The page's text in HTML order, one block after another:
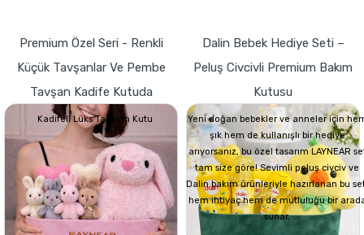
Premium Özel Seri - Renkli
Küçük Tavşanlar Ve Pembe
Tavşan Kadife Kutuda
Kadifeli Lüks Tasarım Kutu
Dalin Bebek Hediye Seti –
Peluş Civcivli Premium Bakım
Kutusu
Yeni doğan bebekler ve anneler için
şık hem de kullanışlı bir hediye
arıyorsanız, bu özel tasarım LAYNEAR
tam size göre! Sevimli peluş civciv ve
Dalin bakım ürünleriyle hazırlanan bu
hem ihtiyaç hem de mutluluğu bir
sunar.